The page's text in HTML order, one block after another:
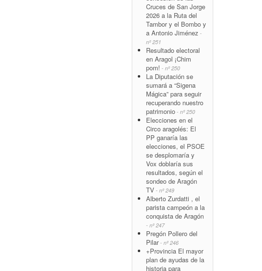
Cruces de San Jorge
2026 a la Ruta del
Tambor y el Bombo y
a Antonio Jiménez -
nº 251
Resultado electoral
en Aragol ¡Chim
pom! - nº 250
La Diputación se
sumará a “Sigena
Mágica” para seguir
recuperando nuestro
patrimonio - nº 250
Elecciones en el
Circo aragolés: El
PP ganaría las
elecciones, el PSOE
se desplomaría y
Vox doblaría sus
resultados, según el
sondeo de Aragón
TV - nº 249
Alberto Zurdatti , el
parista campeón a la
conquista de Aragón
- nº 247
Pregón Pollero del
Pilar- nº 246
+Provincia El mayor
plan de ayudas de la
historia para